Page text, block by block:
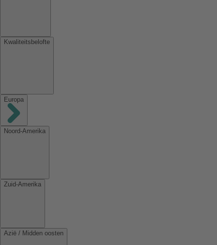
Kwaliteitsbelofte
Europa
Noord-Amerika
Zuid-Amerika
Azië / Midden oosten